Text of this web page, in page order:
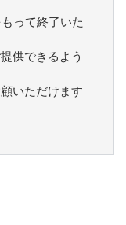
って終了いた
供できるよう
いただけます